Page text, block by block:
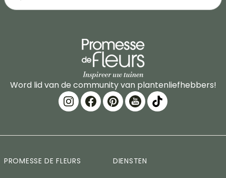
Word lid van de community van plantenliefhebbers!
PROMESSE DE FLEURS DIENSTEN